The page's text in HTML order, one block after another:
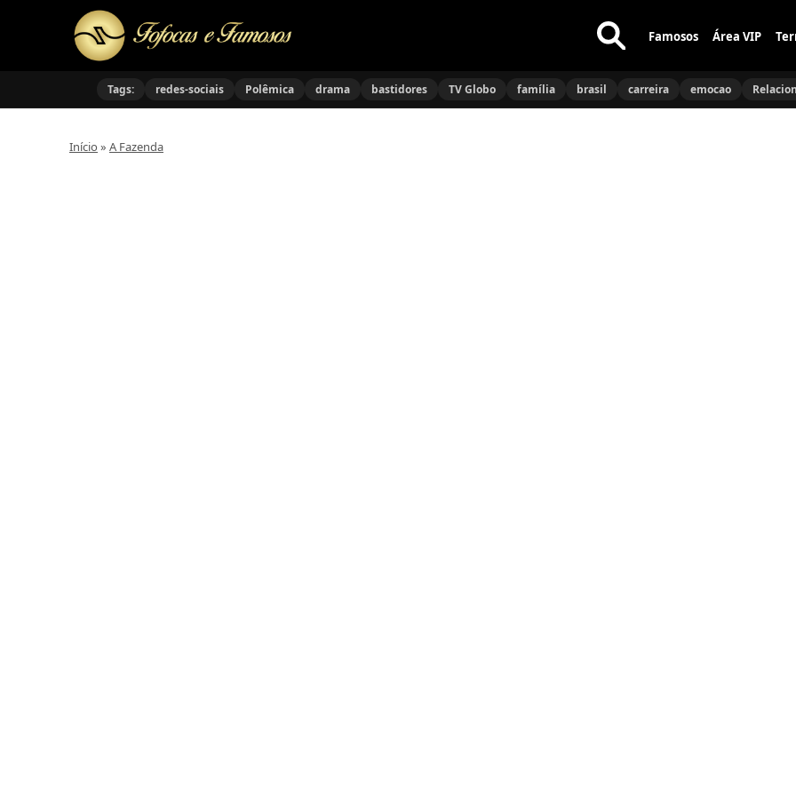
Buscar
no
Famosos Área VIP
Tags: redes-sociais Polêmica drama bastidores TV Globo família brasil carreira emocao
Início » A Fazenda